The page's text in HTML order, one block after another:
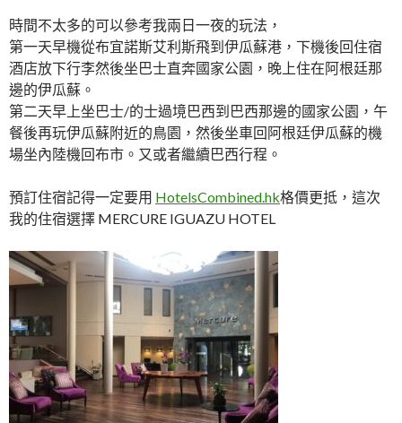
時間不太多的可以參考我兩日一夜的玩法，
第一天早機從布宜諾斯艾利斯飛到伊瓜蘇港，下機後回住宿
酒店放下行李然後坐巴士直奔國家公園，晚上住在阿根廷那
邊的伊瓜蘇。
第二天早上坐巴士/的士過境巴西到巴西那邊的國家公園，午
餐後再玩伊瓜蘇附近的鳥園，然後坐車回阿根廷伊瓜蘇的機
場坐內陸機回布市。又或者繼續巴西行程。
預訂住宿記得一定要用 HotelsCombined.hk格價更抵，這次
我的住宿選擇 MERCURE IGUAZU HOTEL